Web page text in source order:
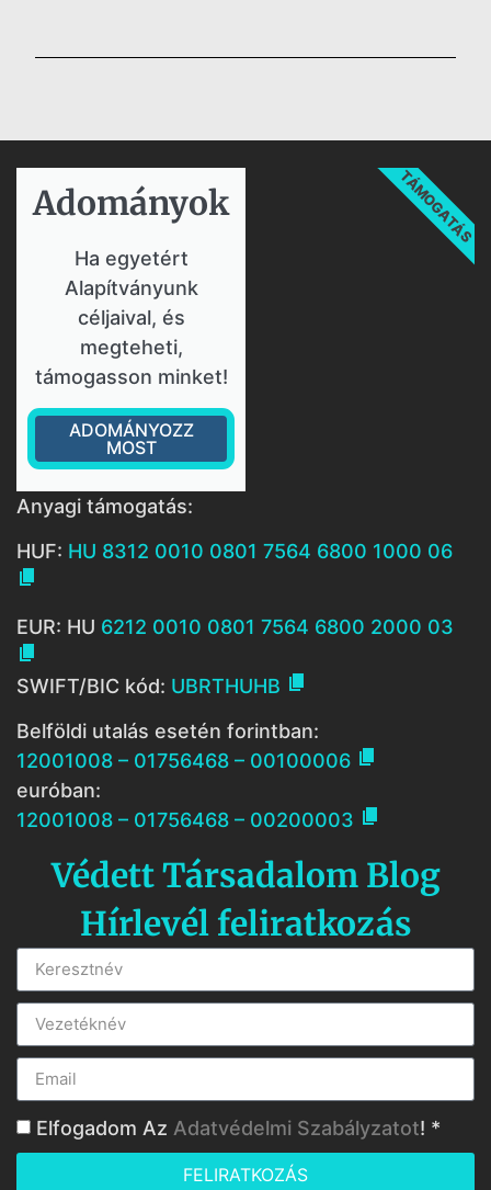
Adományok​
Ha egyetért
Alapítványunk
céljaival, és
megteheti,
támogasson minket!
ADOMÁNYOZZ
MOST
TÁMOGATÁS
Anyagi támogatás:
HUF: HU 8312 0010 0801 7564 6800 1000 06

EUR: HU 6212 0010 0801 7564 6800 2000 03

SWIFT/BIC kód: UBRTHUHB 
Belföldi utalás esetén forintban:
12001008 – 01756468 – 00100006 
euróban:
12001008 – 01756468 – 00200003 
Védett Társadalom Blog
Hírlevél feliratkozás
Elfogadom Az Adatvédelmi Szabályzatot! *
FELIRATKOZÁS